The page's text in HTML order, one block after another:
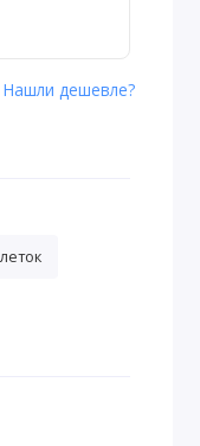
Нашли дешевле?